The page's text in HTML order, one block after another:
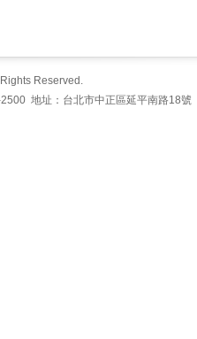
Reserved.
地址：台北市中正區延平南路18號